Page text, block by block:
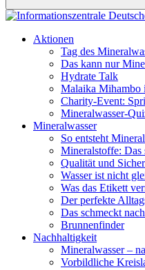
Aktionen
Tag des
Das kann nur
Hydrate Talk
Malaika Mihambo
Charity-Event:
Mineralwasser-
Mineralwasser
So entsteht
Mineralstoffe: Das
Qualität und
Wasser ist nicht
Was das Etikett
Der perfekte
Das schmeckt
Brunnenfinder
Nachhaltigkeit
Mineralwasser –
Vorbildliche